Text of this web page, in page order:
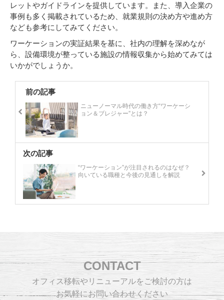
レットやガイドラインを提供しています。また、導入企業の
事例も多く掲載されているため、就業規則の決め方や進め方
なども参考にしてみてください。
ワーケーションの実証結果を基に、社内の理解を深めなが
ら、設備環境が整っている施設の情報収集から始めてみては
いかがでしょうか。
前の記事
ニューノーマル時代の働き方“ワーケーシ
ョン＆ブレジャー”とは？
次の記事
“ワーケーション”が注目されるのはなぜ？
向いている職種と今後の見通しを解説
CONTACT
オフィス移転やリニューアルをご検討の方は
お気軽にお問い合わせください